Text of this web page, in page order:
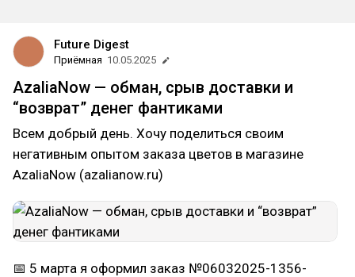
Future Digest
Приёмная 10.05.2025
AzaliaNow — обман, срыв доставки и
“возврат” денег фантиками
Всем добрый день. Хочу поделиться своим
негативным опытом заказа цветов в магазине
AzaliaNow (azalianow.ru)
📅 5 марта я оформил заказ №06032025-1356-